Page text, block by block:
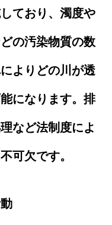
ており、濁度や
の汚染物質の数
よりどの川が透
になります。排
など法制度によ
可欠です。